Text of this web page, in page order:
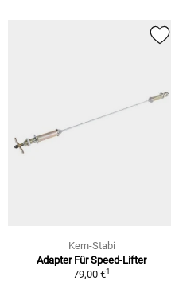
Kern-Stabi
Adapter Für Speed-Lifter
79,00 €1